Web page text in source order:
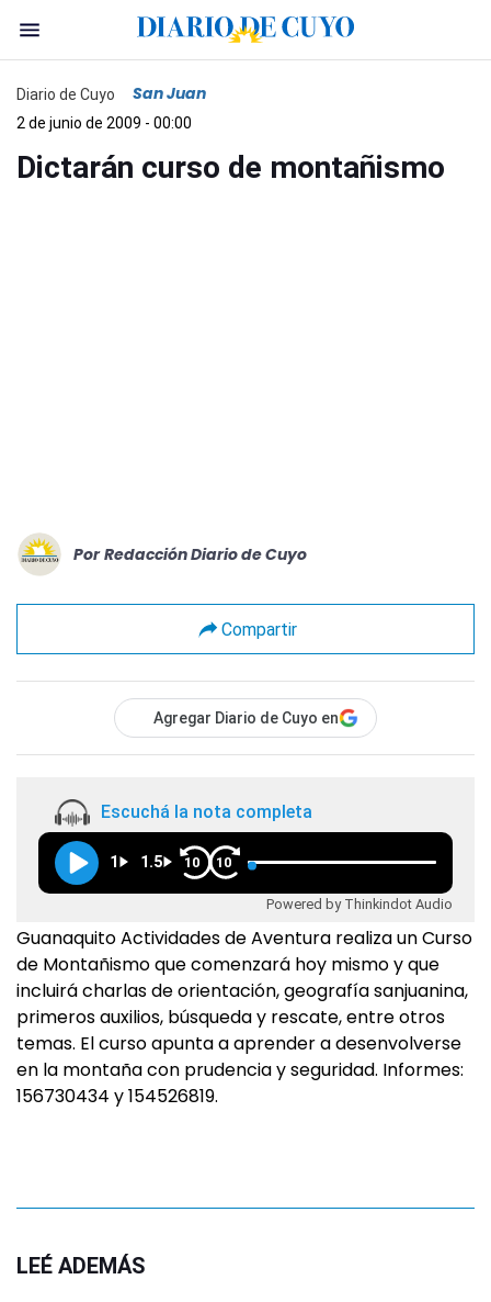
Diario de Cuyo San Juan
2 de junio de 2009 - 00:00
Dictarán curso de montañismo
Por Redacción Diario de Cuyo
Compartir
Agregar Diario de Cuyo en
Escuchá la nota completa
1 1.5 10 10
Powered by Thinkindot Audio
Guanaquito Actividades de Aventura realiza un Curso
de Montañismo que comenzará hoy mismo y que
incluirá charlas de orientación, geografía sanjuanina,
primeros auxilios, búsqueda y rescate, entre otros
temas. El curso apunta a aprender a desenvolverse
en la montaña con prudencia y seguridad. Informes:
156730434 y 154526819.
LEÉ ADEMÁS